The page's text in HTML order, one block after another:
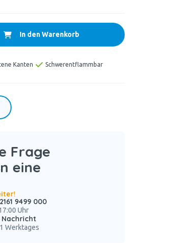
In den Warenkorb
Kanten Schwerentflammbar
Frage
eine
9499 000
Uhr
Nachricht
Werktages